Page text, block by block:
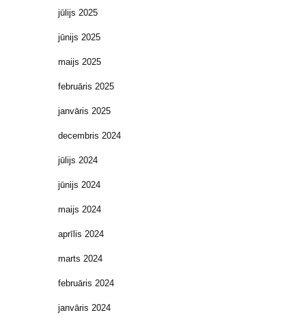
jūlijs 2025
jūnijs 2025
maijs 2025
februāris 2025
janvāris 2025
decembris 2024
jūlijs 2024
jūnijs 2024
maijs 2024
aprīlis 2024
marts 2024
februāris 2024
janvāris 2024